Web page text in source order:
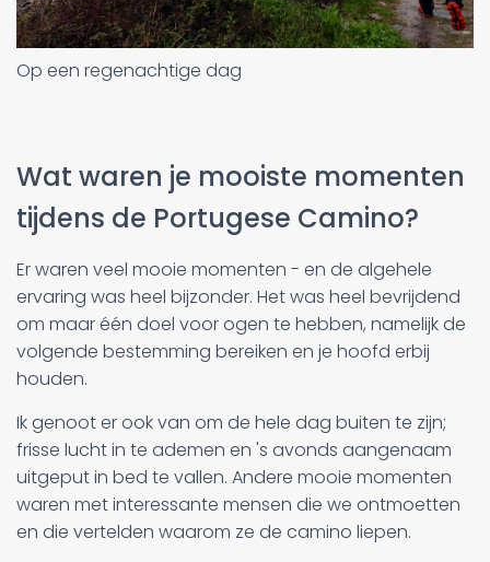
Op een regenachtige dag
Wat waren je mooiste momenten
tijdens de Portugese Camino?
Er waren veel mooie momenten - en de algehele
ervaring was heel bijzonder. Het was heel bevrijdend
om maar één doel voor ogen te hebben, namelijk de
volgende bestemming bereiken en je hoofd erbij
houden.
Ik genoot er ook van om de hele dag buiten te zijn;
frisse lucht in te ademen en 's avonds aangenaam
uitgeput in bed te vallen. Andere mooie momenten
waren met interessante mensen die we ontmoetten
en die vertelden waarom ze de camino liepen.